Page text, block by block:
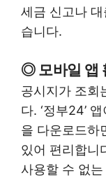
세금 신고나
습니다.
◎ 모바일 앱
공시지가 조회
다. ‘정부24’
을 다운로드하
있어 편리합니
사용할 수 없